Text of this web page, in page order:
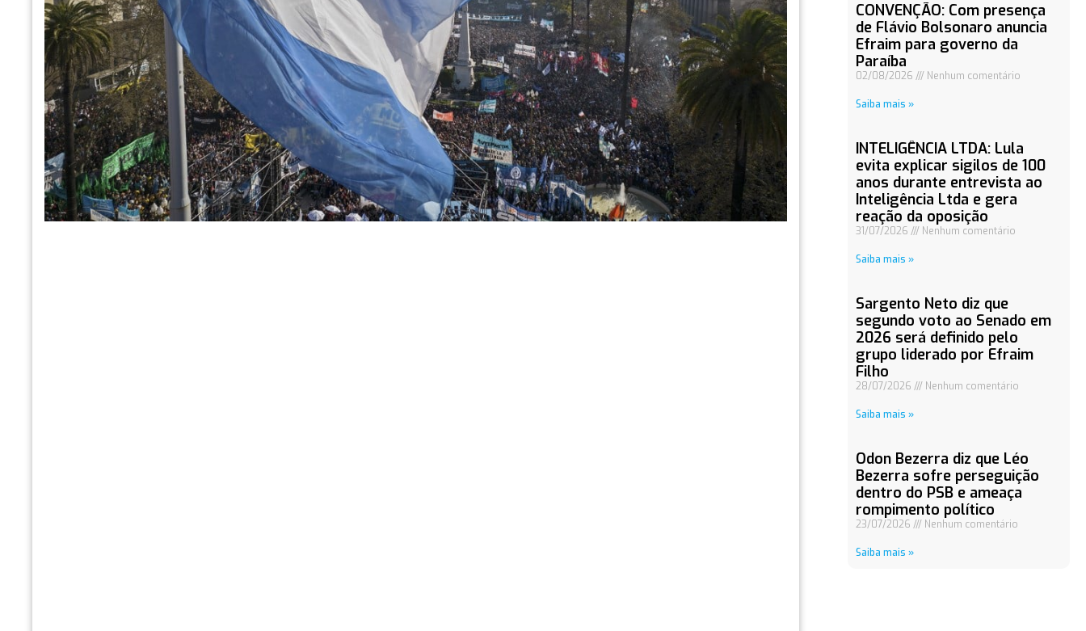
CONVENÇÃO: Com presença
de Flávio Bolsonaro anuncia
Efraim para governo da
Paraíba
02/08/2026 Nenhum comentário
Saiba mais »
INTELIGÊNCIA LTDA: Lula
evita explicar sigilos de 100
anos durante entrevista ao
Inteligência Ltda e gera
reação da oposição
31/07/2026 Nenhum comentário
Saiba mais »
Sargento Neto diz que
segundo voto ao Senado em
2026 será definido pelo
grupo liderado por Efraim
Filho
28/07/2026 Nenhum comentário
Saiba mais »
Odon Bezerra diz que Léo
Bezerra sofre perseguição
dentro do PSB e ameaça
rompimento político
23/07/2026 Nenhum comentário
Saiba mais »